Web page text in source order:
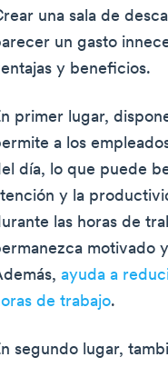
una sala de
un gasto
y beneficios.
primer lugar,
a los
día, lo que puede
y la
las horas de
motivado
ayuda a
de trabajo.
segundo lugar,